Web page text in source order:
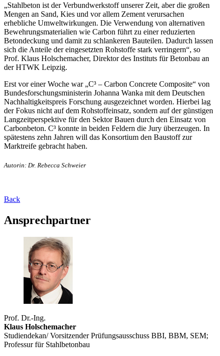
„Stahlbeton ist der Verbundwerkstoff unserer Zeit, aber die großen
Mengen an Sand, Kies und vor allem Zement verursachen
erhebliche Umweltwirkungen. Die Verwendung von alternativen
Bewehrungsmaterialien wie Carbon führt zu einer reduzierten
Betondeckung und damit zu schlankeren Bauteilen. Dadurch lassen
sich die Anteile der eingesetzten Rohstoffe stark verringern“, so
Prof. Klaus Holschemacher, Direktor des Instituts für Betonbau an
der HTWK Leipzig.
Erst vor einer Woche war „C³ – Carbon Concrete Composite“ von
Bundesforschungsministerin Johanna Wanka mit dem Deutschen
Nachhaltigkeitspreis Forschung ausgezeichnet worden. Hierbei lag
der Fokus nicht auf dem Rohstoffeinsatz, sondern auf der günstigen
Langzeitperspektive für den Sektor Bauen durch den Einsatz von
Carbonbeton. C³ konnte in beiden Feldern die Jury überzeugen. In
spätestens zehn Jahren will das Konsortium den Baustoff zur
Marktreife gebracht haben.
Autorin: Dr. Rebecca Schweier
Back
Ansprechpartner
Prof. Dr.-Ing.
Klaus Holschemacher
Studiendekan/ Vorsitzender Prüfungsausschuss BBI, BBM, SEM;
Professur für Stahlbetonbau